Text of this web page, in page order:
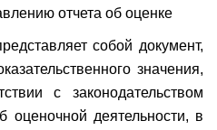
отчета об оценке
собой документ,
значения,
с законодательством
оценочной деятельности, в